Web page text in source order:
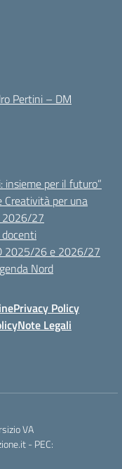
Pertini – DM
per il futuro”
Creatività per una
2026/27
2025/26 e 2026/27
Nord
Privacy Policy
Note Legali
VA
- PEC: